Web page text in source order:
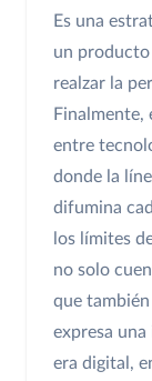
Es una
un producto
realzar la
Finalmente,
entre
donde la
difumina
los límites
no solo
que
expresa
era digital,